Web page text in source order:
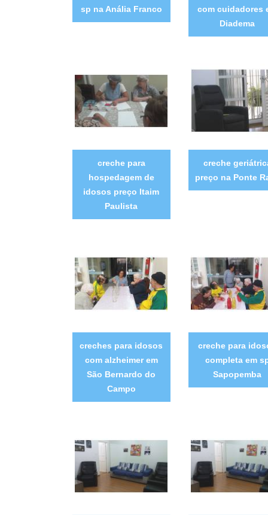
sp na Anália Franco
com cuidadores
Diadema
creche para
hospedagem de
idosos preço Itaim
Paulista
creche
preço na Ponte
creches para idosos
com alzheimer em
São Bernardo do
Campo
creche para
completa em
Sapopemba